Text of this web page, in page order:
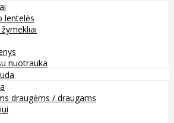
lentelės
nuotrauka
draugėms / draugams